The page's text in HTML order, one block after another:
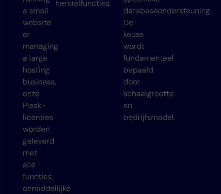
a small
website
or
managing
a large
hosting
business,
onze
Plesk-
licenties
worden
geleverd
met
alle
functies,
onmiddellijke
herstelfuncties.
databaseondersteuning.
De
keuze
wordt
fundamenteel
bepaald
door
schaalgrootte
en
bedrijfsmodel.